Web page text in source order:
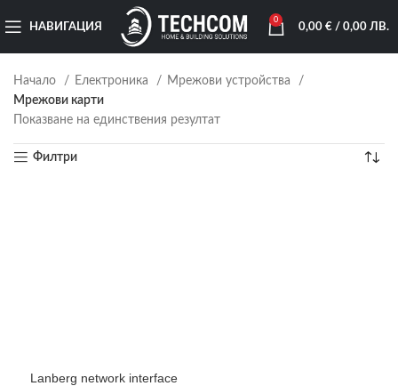
НАВИГАЦИЯ
0
0,00 €/ 0,00 ЛВ.
Начало Електроника
Мрежови устройства
Мрежови карти
Показване на единствения резултат
Филтри
Lanberg network interface